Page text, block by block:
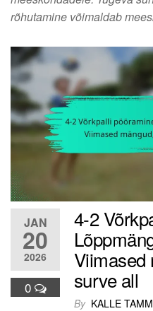
rõhutamine võimaldab
JAN
20
2026
0
4-2
Viimased
surve all
By KALLE TAMM